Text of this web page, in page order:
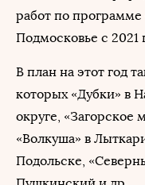
работ по
Подмосковье с 2021
В план на этот год
которых «Дубки» в
округе, «Загорское
«Волкуша» в
Подольске,